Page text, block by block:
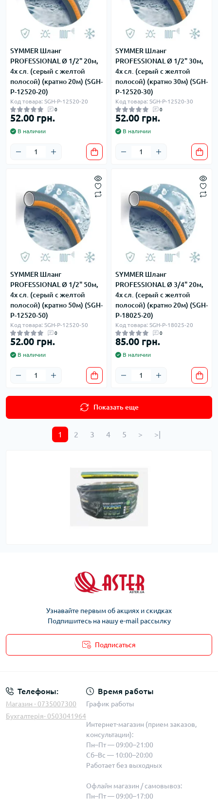
SYMMER Шланг
PROFESSIONAL Ø 1/2" 20м,
4х сл. (серый с желтой
полосой) (кратно 20м) (SGH-
P-12520-20)
Код товара: SGH-P-12520-20
0
52.00 грн.
В наличии
SYMMER Шланг
PROFESSIONAL Ø 1/2" 30м,
4х сл. (серый с желтой
полосой) (кратно 30м) (SGH-
P-12520-30)
Код товара: SGH-P-12520-30
0
52.00 грн.
В наличии
SYMMER Шланг
PROFESSIONAL Ø 1/2" 50м,
4х сл. (серый с желтой
полосой) (кратно 50м) (SGH-
P-12520-50)
Код товара: SGH-P-12520-50
0
52.00 грн.
В наличии
SYMMER Шланг
PROFESSIONAL Ø 3/4" 20м,
4х сл. (серый с желтой
полосой) (кратно 20м) (SGH-
P-18025-20)
Код товара: SGH-P-18025-20
0
85.00 грн.
В наличии
Показать еще
1 2 3 4 5 > >|
Узнавайте первым об акциях и скидках
Подпишитесь на нашу e-mail рассылку
Подписаться
Телефоны:
Магазин - 0735007300
Бухгалтерія- 0503041964
Время работы
График работы
Интернет-магазин (прием заказов,
консультации):
Пн–Пт — 09:00–21:00
Сб–Вс — 10:00–20:00
Работает без выходных
Офлайн магазин / самовывоз:
Пн–Пт — 09:00–17:00